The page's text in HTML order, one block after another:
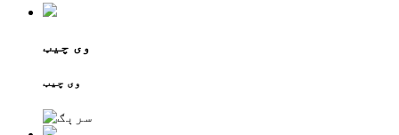
وی چیټ
وی چیټ